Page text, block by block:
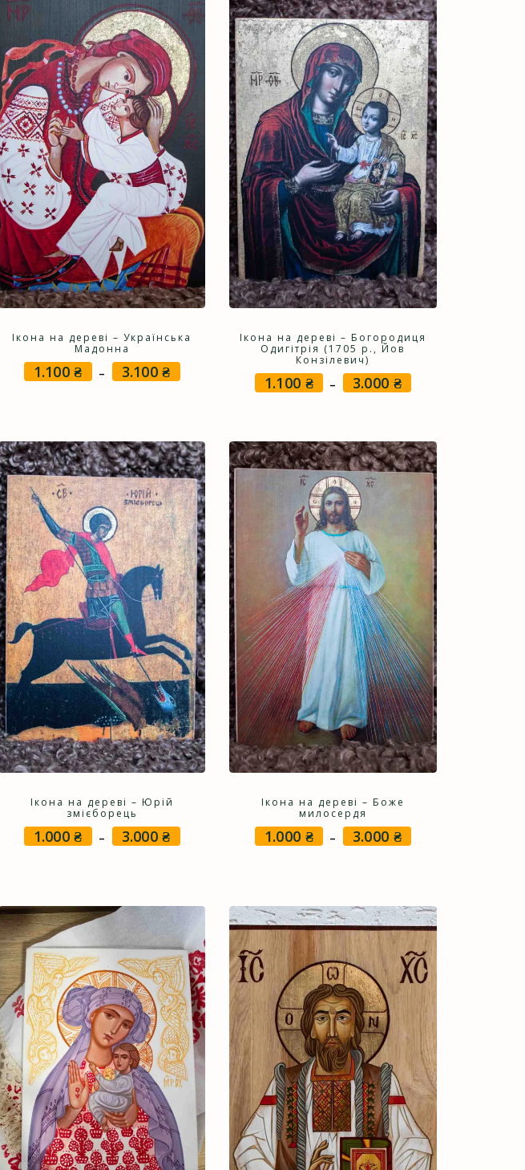
Ікона на дереві – Українська
Мадонна
1.100₴ – 3.100₴
3.100 ₴
Ікона на дереві – Богородиця
Одигітрія (1705 р., Йов
Конзілевич)
1.100 ₴ – 3.000 ₴
through
3.000 ₴
Ікона на дереві – Юрій
змієборець
1.000₴ – 3.000₴
3.000 ₴
Ікона на дереві – Боже
милосердя
1.000 ₴ – 3.000 ₴
3.000 ₴